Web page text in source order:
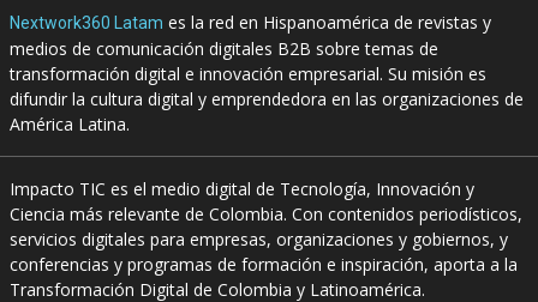
Nextwork360 Latam es la red en Hispanoamérica de revistas y
medios de comunicación digitales B2B sobre temas de
transformación digital e innovación empresarial. Su misión es
difundir la cultura digital y emprendedora en las organizaciones de
América Latina.
Impacto TIC es el medio digital de Tecnología, Innovación y
Ciencia más relevante de Colombia. Con contenidos periodísticos,
servicios digitales para empresas, organizaciones y gobiernos, y
conferencias y programas de formación e inspiración, aporta a la
Transformación Digital de Colombia y Latinoamérica.